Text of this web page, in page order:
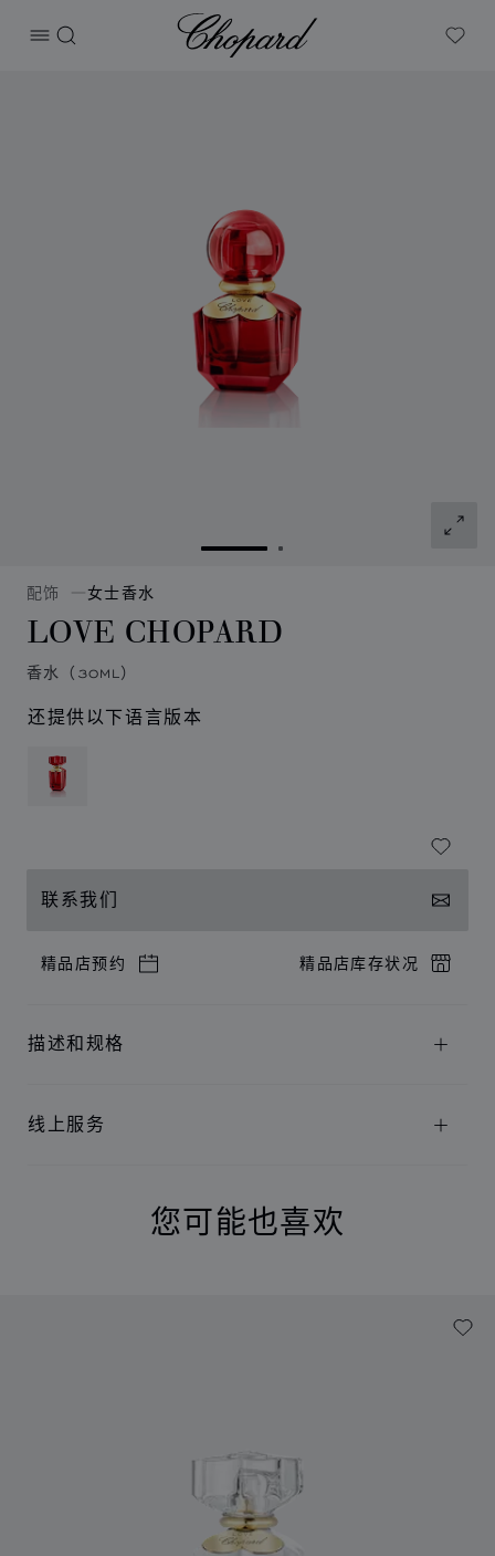
打开菜单
搜索
Chopard
My
转到幻灯片 1转到幻灯片 2
配饰 女士香水
LOVE CHOPARD
香水（30ML）
还提供以下语言版本
联系我们
精品店预约 精品店库存状况
描述和规格
线上服务
您可能也喜欢